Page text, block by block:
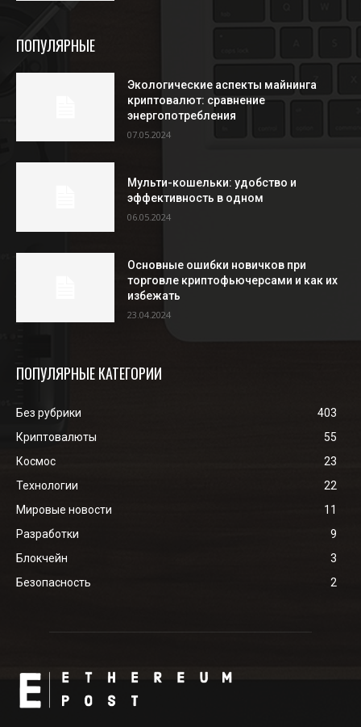
ПОПУЛЯРНЫЕ
Экологические аспекты майнинга
криптовалют: сравнение
энергопотребления
07.05.2024
Мульти-кошельки: удобство и
эффективность в одном
06.05.2024
Основные ошибки новичков при
торговле криптофьючерсами и как их
избежать
23.04.2024
ПОПУЛЯРНЫЕ КАТЕГОРИИ
Без рубрики
403
Криптовалюты
55
Космос
23
Технологии
22
Мировые новости
11
Разработки
9
Блокчейн
3
Безопасность
2